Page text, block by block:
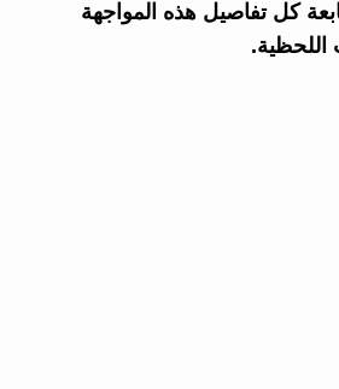
كل تفاصيل هذه المواجهة
اللحظية.